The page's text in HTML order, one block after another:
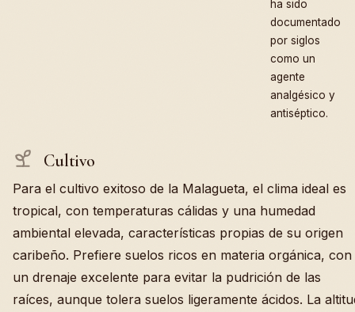
ha sido
documentado
por siglos
como un
agente
analgésico y
antiséptico.
Cultivo
Para el cultivo exitoso de la Malagueta, el clima ideal es
tropical, con temperaturas cálidas y una humedad
ambiental elevada, características propias de su origen
caribeño. Prefiere suelos ricos en materia orgánica, con
un drenaje excelente para evitar la pudrición de las
raíces, aunque tolera suelos ligeramente ácidos. La